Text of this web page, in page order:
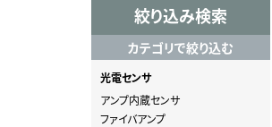
絞り込み検索
カテゴリで絞り込む
光電センサ
アンプ内蔵センサ
ファイバアンプ